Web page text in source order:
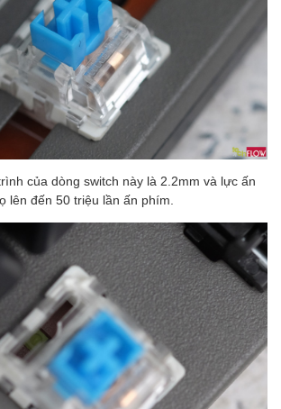
của dòng switch này là 2.2mm và lực ấn
lên đến 50 triệu lần ấn phím.